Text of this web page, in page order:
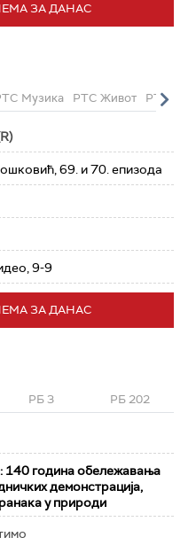
ЗА ДАНАС
Музика РТС Живот РТС
69. и 70. епизода
9-9
ЗА ДАНАС
РБ 3 РБ 202
година обележавања
демонстрација,
у природи